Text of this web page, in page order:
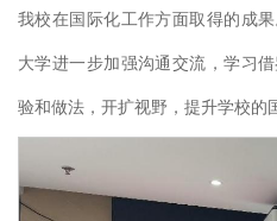
我校在国际化工作方面取得的成
大学进一步加强沟通交流，学习
验和做法，开扩视野，提升学校的